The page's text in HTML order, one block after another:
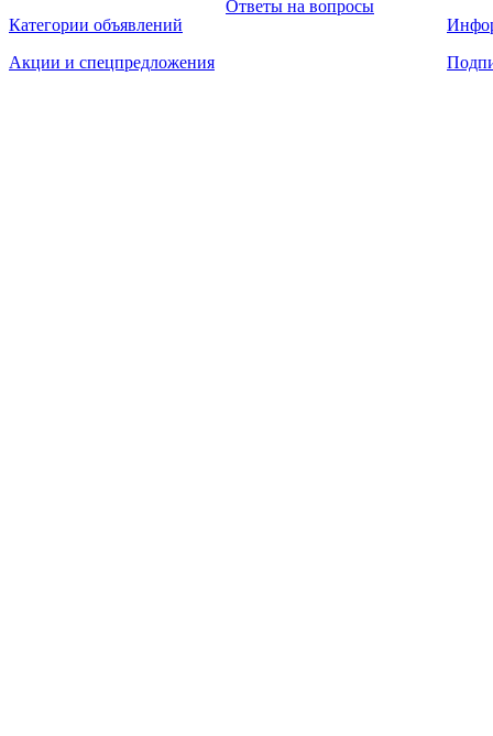
Категории объявлений
Акции и спецпредложения
Ответы на вопросы